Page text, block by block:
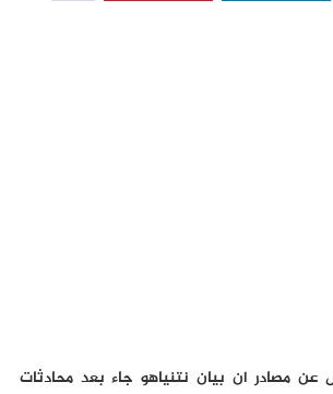
مصادر ان بيان نتنياهو جاء بعد محادثات